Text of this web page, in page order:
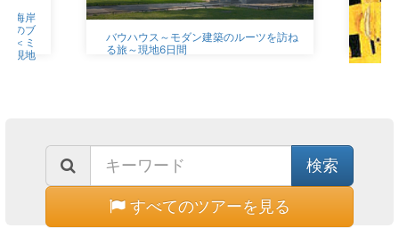
と海岸
説のブ
＜ミ
＞現地
バウハウス～モダン建築のルーツを訪ね
る旅～現地6日間
すべてのツアーを見る